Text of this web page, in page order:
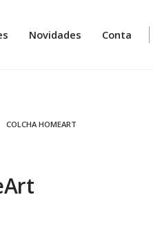
Novidades Conta
COLCHA HOMEART